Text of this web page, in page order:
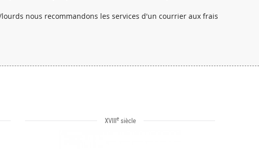
nous recommandons les services d'un courrier aux frais
XVIIIesiècle